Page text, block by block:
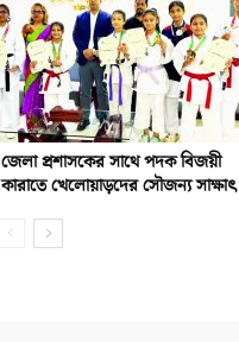
জেলা প্রশাসকের সাথে পদক বিজয়ী
কারাতে খেলোয়াড়দের সৌজন্য সাক্ষাৎ